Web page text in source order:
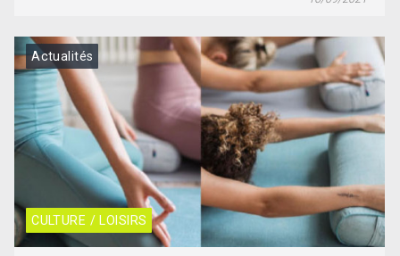
CULTURE / LOISIRS
Actualités